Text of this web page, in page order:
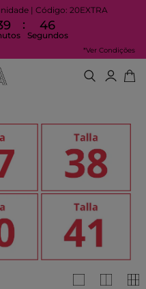
| Código: 20EXTRA
: 45
Segundos
*Ver Condições